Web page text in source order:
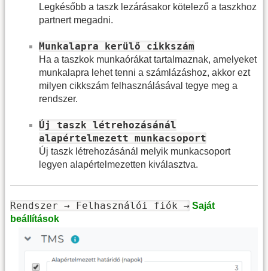
Legkésőbb a taszk lezárásakor kötelező a taszkhoz
partnert megadni.
Munkalapra kerülő cikkszám
Ha a taszkok munkaórákat tartalmaznak, amelyeket
munkalapra lehet tenni a számlázáshoz, akkor ezt
milyen cikkszám felhasználásával tegye meg a
rendszer.
Új taszk létrehozásánál
alapértelmezett munkacsoport
Új taszk létrehozásánál melyik munkacsoport
legyen alapértelmezetten kiválasztva.
Rendszer → Felhasználói fiók → Saját
beállítások